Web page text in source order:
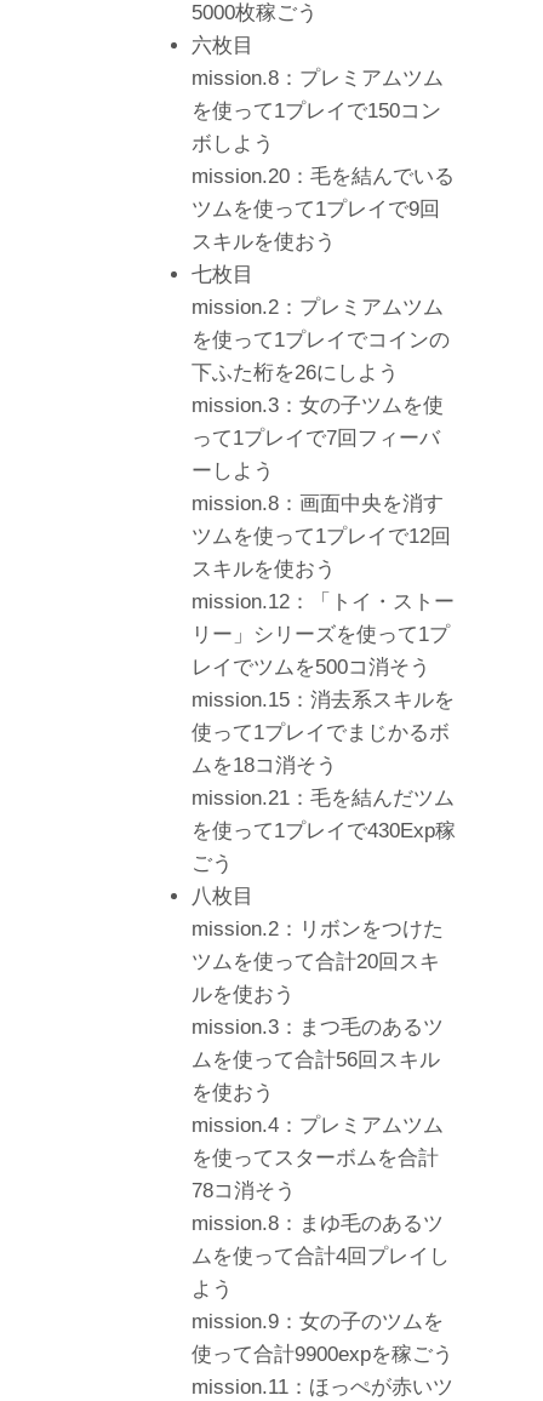
5000枚稼ごう
六枚目
mission.8：プレミアムツム
を使って1プレイで150コン
ボしよう
mission.20：毛を結んでいる
ツムを使って1プレイで9回
スキルを使おう
七枚目
mission.2：プレミアムツム
を使って1プレイでコインの
下ふた桁を26にしよう
mission.3：女の子ツムを使
って1プレイで7回フィーバ
ーしよう
mission.8：画面中央を消す
ツムを使って1プレイで12回
スキルを使おう
mission.12：「トイ・ストー
リー」シリーズを使って1プ
レイでツムを500コ消そう
mission.15：消去系スキルを
使って1プレイでまじかるボ
ムを18コ消そう
mission.21：毛を結んだツム
を使って1プレイで430Exp稼
ごう
八枚目
mission.2：リボンをつけた
ツムを使って合計20回スキ
ルを使おう
mission.3：まつ毛のあるツ
ムを使って合計56回スキル
を使おう
mission.4：プレミアムツム
を使ってスターボムを合計
78コ消そう
mission.8：まゆ毛のあるツ
ムを使って合計4回プレイし
よう
mission.9：女の子のツムを
使って合計9900expを稼ごう
mission.11：ほっぺが赤いツ